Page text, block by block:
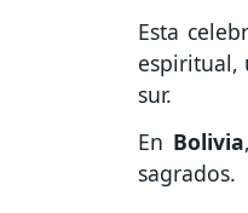
Esta
espiritual,
sur.
En Bolivia
sagrados.